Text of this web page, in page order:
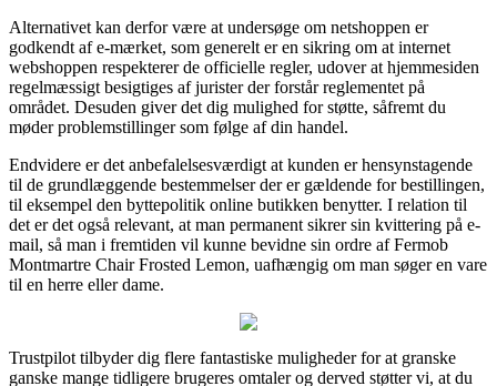
Alternativet kan derfor være at undersøge om netshoppen er
godkendt af e-mærket, som generelt er en sikring om at internet
webshoppen respekterer de officielle regler, udover at hjemmesiden
regelmæssigt besigtiges af jurister der forstår reglementet på
området. Desuden giver det dig mulighed for støtte, såfremt du
møder problemstillinger som følge af din handel.
Endvidere er det anbefalelsesværdigt at kunden er hensynstagende
til de grundlæggende bestemmelser der er gældende for bestillingen,
til eksempel den byttepolitik online butikken benytter. I relation til
det er det også relevant, at man permanent sikrer sin kvittering på e-
mail, så man i fremtiden vil kunne bevidne sin ordre af Fermob
Montmartre Chair Frosted Lemon, uafhængig om man søger en vare
til en herre eller dame.
Trustpilot tilbyder dig flere fantastiske muligheder for at granske
ganske mange tidligere brugeres omtaler og derved støtter vi, at du